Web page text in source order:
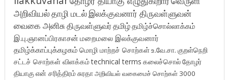
அறிவியல்தாழி மடல்இலக்குவனார் திருவள்ளுவன்
வைகை அனிசுதிருவள்ளுவர்தமிழ்தமிழ்ச்சொல்லாக்கம்
இ.பு.ஞானப்பிரகாசன் மறைமலை இலக்குவனார்
தமிழ்க்காப்புக்கழகம் மொழி மாற்றச் சொற்கள்உ.வே.சா. குறள்நெறி
சட்டச் சொற்கள் விளக்கம்technical terms கலைச்சொல்தோழர்
தியாகுஎன் சரித்திரம்சுரதாஅறிவியல் வகைமைச் சொற்கள் 3000